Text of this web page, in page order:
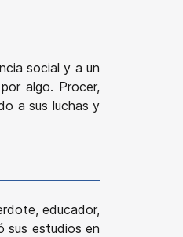
social y a un
algo. Procer,
a sus luchas y
educador,
sus estudios en